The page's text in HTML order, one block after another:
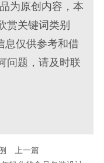
为原创内容，本
赏关键词类别
息仅供参考和借
问题，请及时联
上一篇